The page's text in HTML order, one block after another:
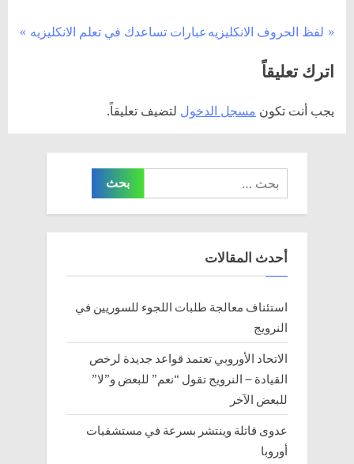
تصفّح
المقالات
P
e
i
لفظ الحروف الانكليزيه N
P
عبارات تساعدك في تعلم الانكليزيه
اترك تعليقاً
يجب أنت تكون مسجل الدخول لتضيف تعليقاً.
البحث
عن:
أحدث المقالات
استئناف معالجة طلبات اللجوء للسوريين في
النرويج
الاتحاد الأوروبي تعتمد قواعد جديدة لرخص
القيادة – النرويج تقول “نعم” للبعض و”لا”
للبعض الآخر
عدوى قاتلة وينتشر بسرعة في مستشفيات
أوروبا